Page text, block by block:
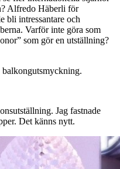
Alfredo Häberli för
bli intressantare och
Varför inte göra som
som gör en utställning?
Jag fastnade
Det känns nytt.